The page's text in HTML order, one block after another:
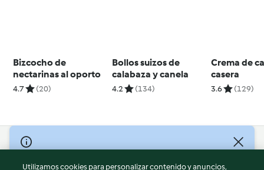
Bizcocho de
nectarinas al oporto
4.7 (20)
Bollos suizos de
calabaza y canela
4.2 (134)
Crema de
casera
3.6 (129)
© Copyright 2026
Utilizamos cookies para personalizar contenido y anuncios,